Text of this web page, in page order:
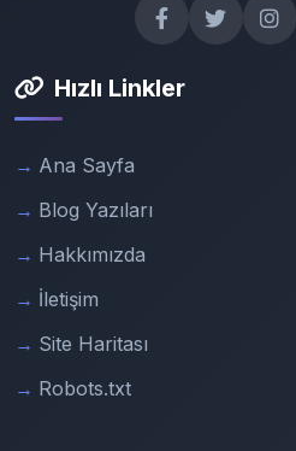
Hızlı Linkler
Ana Sayfa
Blog Yazıları
Hakkımızda
İletişim
Site Haritası
Robots.txt